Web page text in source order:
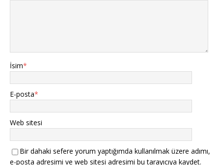
İsim*
E-posta*
Web sitesi
Bir dahaki sefere yorum yaptığımda kullanılmak üzere adımı,
e-posta adresimi ve web sitesi adresimi bu tarayıcıya kaydet.